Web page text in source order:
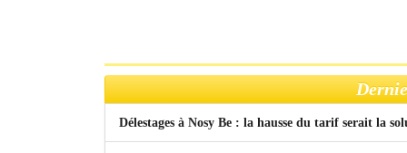
Délestages à Nosy Be : la hausse du tarif serait la